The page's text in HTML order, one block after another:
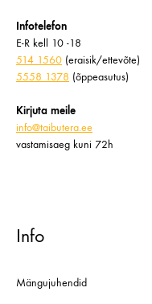
Infotelefon
E-R kell 10 -18
514 1560 (eraisik/ettevõte)
5558 1378 (õppeasutus)
Kirjuta meile
info@taibutera.ee
vastamisaeg kuni 72h
Info
Mängujuhendid